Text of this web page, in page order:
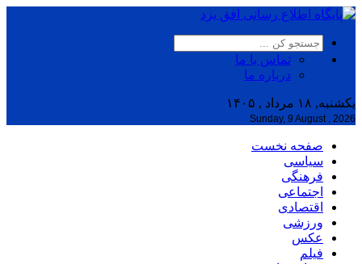
تماس با ما
درباره ما
یکشنبه, ۱۸ مرداد , ۱۴۰۵
Sunday, 9 August , 2026
صفحه نخست
سیاسی
فرهنگی
اجتماعی
اقتصادی
ورزشی
عکس
فیلم